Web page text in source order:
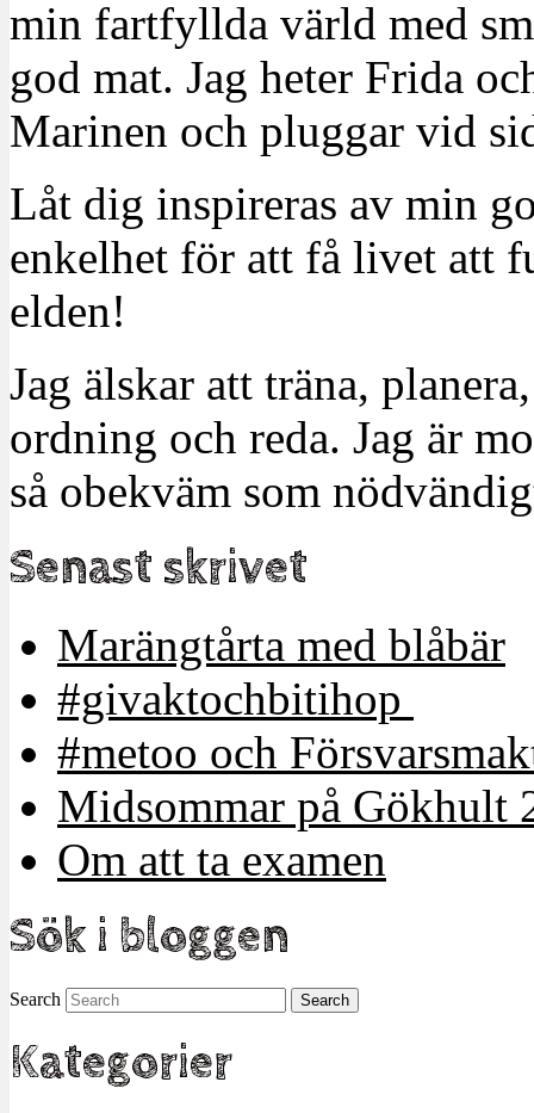
min fartfyllda värld med
god mat. Jag heter Frida
Marinen och pluggar vid
Låt dig inspireras av min
enkelhet för att få livet att
elden!
Jag älskar att träna,
ordning och reda. Jag är
så obekväm som
Senast skrivet
Marängtårta med blåbär
#givaktochbitihop
#metoo och
Midsommar på Gökhult
Om att ta examen
Sök i bloggen
Search
Kategorier